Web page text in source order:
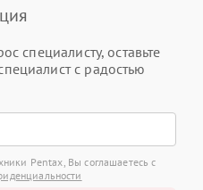
специалисту, оставьте
с радостью
Pentax, Вы соглашаетесь с